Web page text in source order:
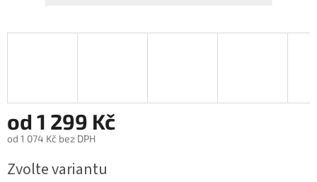
od 1 299 Kč
od 1 074 Kč bez DPH
cena:
Zvolte variantu